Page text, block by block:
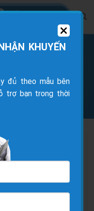
khi được anh
5-7mm là đã quá
tới mổ
KHUYẾN
đủ theo mẫu bên
trợ bạn trong thời